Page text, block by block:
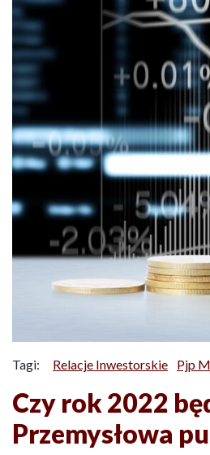
Tagi: Relacje Inwestorskie Pjp
Czy rok 2022
Przemysłowa